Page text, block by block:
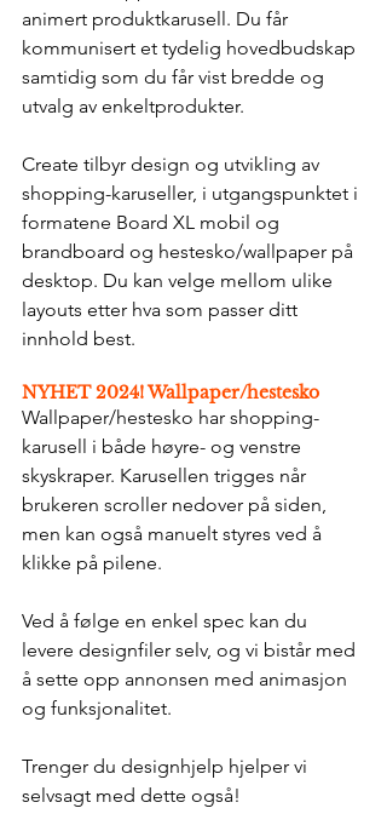
animert produktkarusell. Du får
kommunisert et tydelig hovedbudskap
samtidig som du får vist bredde og
utvalg av enkeltprodukter.
Create tilbyr design og utvikling av
shopping-karuseller, i utgangspunktet i
formatene Board XL mobil og
brandboard og hestesko/wallpaper på
desktop. Du kan velge mellom ulike
layouts etter hva som passer ditt
innhold best.
NYHET 2024! Wallpaper/hestesko
Wallpaper/hestesko har shopping-
karusell i både høyre- og venstre
skyskraper. Karusellen trigges når
brukeren scroller nedover på siden,
men kan også manuelt styres ved å
klikke på pilene.
Ved å følge en enkel spec kan du
levere designfiler selv, og vi bistår med
å sette opp annonsen med animasjon
og funksjonalitet.
Trenger du designhjelp hjelper vi
selvsagt med dette også!